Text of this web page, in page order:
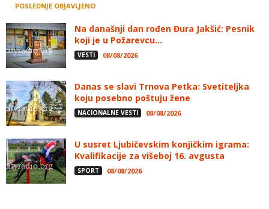
POSLEDNJE OBJAVLJENO
Na današnji dan rođen Đura Jakšić: Pesnik
koji je u Požarevcu...
VESTI 08/08/2026
Danas se slavi Trnova Petka: Svetiteljka
koju posebno poštuju žene
NACIONALNE VESTI 08/08/2026
U susret Ljubičevskim konjičkim igrama:
Kvalifikacije za višeboj 16. avgusta
SPORT 08/08/2026